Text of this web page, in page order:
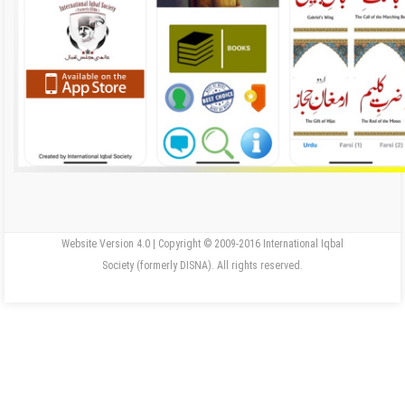
Website Version 4.0 | Copyright © 2009-2016 International Iqbal
Society (formerly DISNA). All rights reserved.